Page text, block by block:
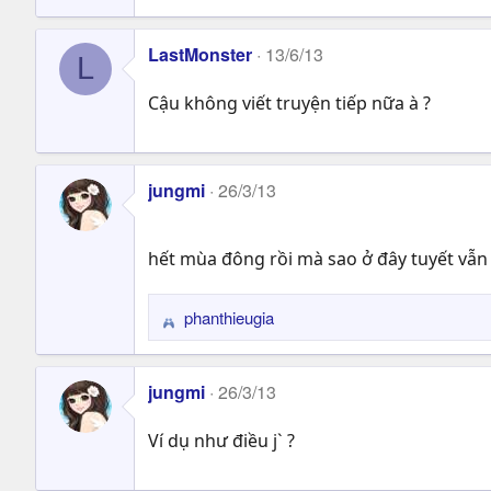
L LastMonster 13/6/13
Cậu không viết truyện tiếp nữa à ?
jungmi 26/3/13
hết mùa đông rồi mà sao ở đây tuyết
R
e
a
c
i
phanthieugia
jungmi 26/3/13
Ví dụ như điều j` ?